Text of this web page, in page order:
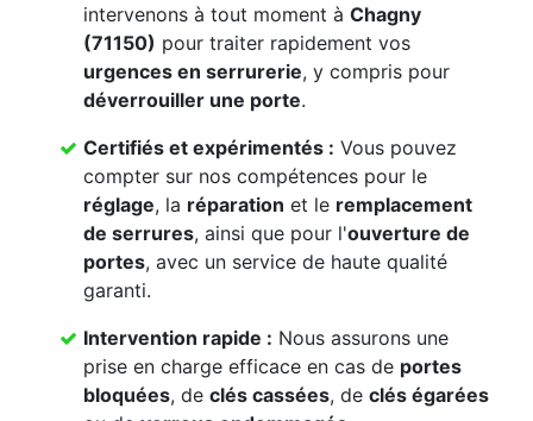
intervenons à tout moment à Chagny
(71150) pour traiter rapidement vos
urgences en serrurerie, y compris pour
déverrouiller une porte.
Certifiés et expérimentés : Vous pouvez
compter sur nos compétences pour le
réglage, la réparation et le remplacement
de serrures, ainsi que pour l'ouverture de
portes, avec un service de haute qualité
garanti.
Intervention rapide : Nous assurons une
prise en charge efficace en cas de portes
bloquées, de clés cassées, de clés égarées